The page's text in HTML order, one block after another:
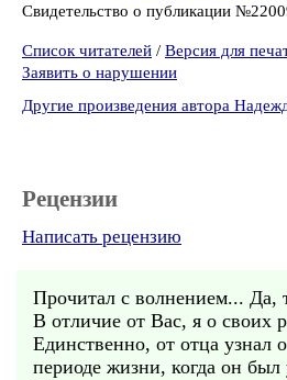
Свидетельство о публикации
Список читателей / Версия для
Заявить о нарушении
Другие произведения автора
Рецензии
Написать рецензию
Прочитал с волнением... Да,
В отличие от Вас, я о своих
Единственно, от отца узнал
периоде жизни, когда он